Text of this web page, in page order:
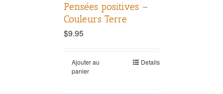
Pensées positives –
Couleurs Terre
$9.95
Ajouter au
panier
Details